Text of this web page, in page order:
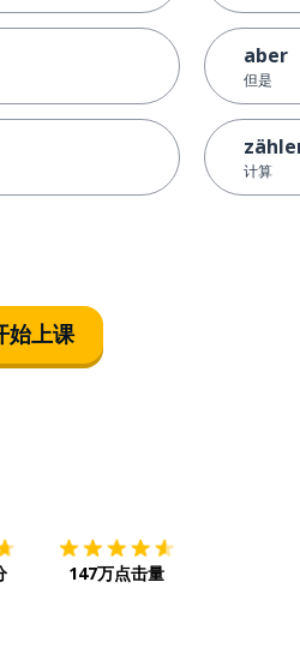
aber
但是
计算
始上课
147万点击量